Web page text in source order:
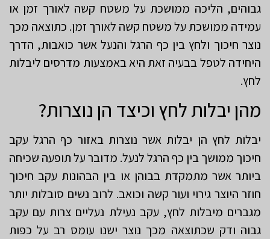
גבוהים, הליכה ממושכת על משטח קשה לאורך זמן או
עמידה ממושכת על משטח קשה לאורך זמן. כתוצאה מכך
נוצר חיכוך ולחץ בין כף הרגל והנעל אשר כואבות, הדרך
היחידה לטפל בבעיה זאת היא באמצעות מדרסים ליבלות
לחץ.
מהן יבלות לחץ וכיצד הן נוצרות?
יבלות לחץ הן יבלות אשר נוצרות באזור כף הרגל עקב
חיכוך ממושך בין כף הרגל לנעל. מדובר על תופעה שכיחה
ביותר אשר מתמקדת בבוהן או בין הבהונות עקב חיכוך
חוזר היוצר גירוי ועור קשה וכואב. לרוב נשים סובלות יותר
מגברים מיבלות לחץ, עקב נעילת נעליים צרות עם עקב
גבוה ודק שכתוצאה מכך נוצר ישנו עומס רב על כפות